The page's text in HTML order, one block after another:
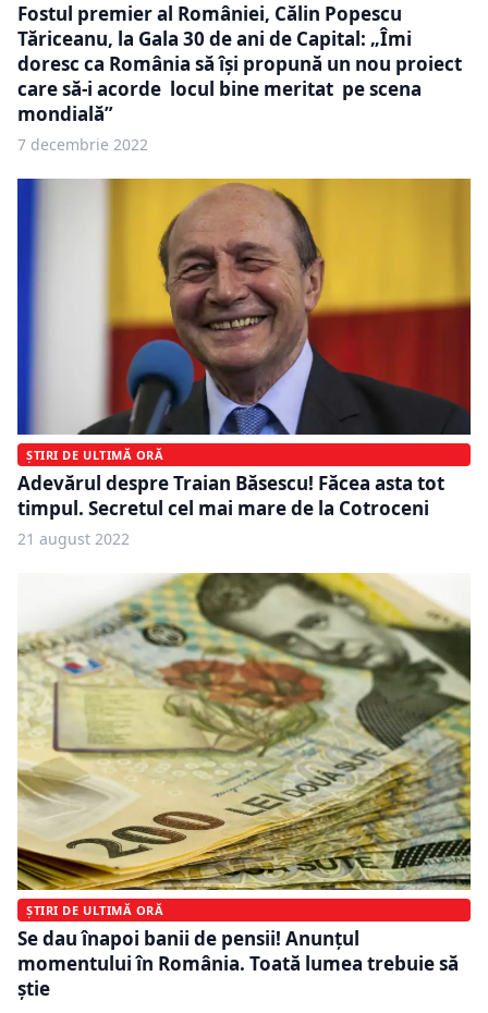
Fostul premier al României, Călin Popescu
Tăriceanu, la Gala 30 de ani de Capital: „Îmi
doresc ca România să își propună un nou proiect
care să-i acorde locul bine meritat pe scena
mondială”
7 decembrie 2022
ȘTIRI DE ULTIMĂ ORĂ
Adevărul despre Traian Băsescu! Făcea asta tot
timpul. Secretul cel mai mare de la Cotroceni
21 august 2022
ȘTIRI DE ULTIMĂ ORĂ
Se dau înapoi banii de pensii! Anunțul
momentului în România. Toată lumea trebuie să
știe